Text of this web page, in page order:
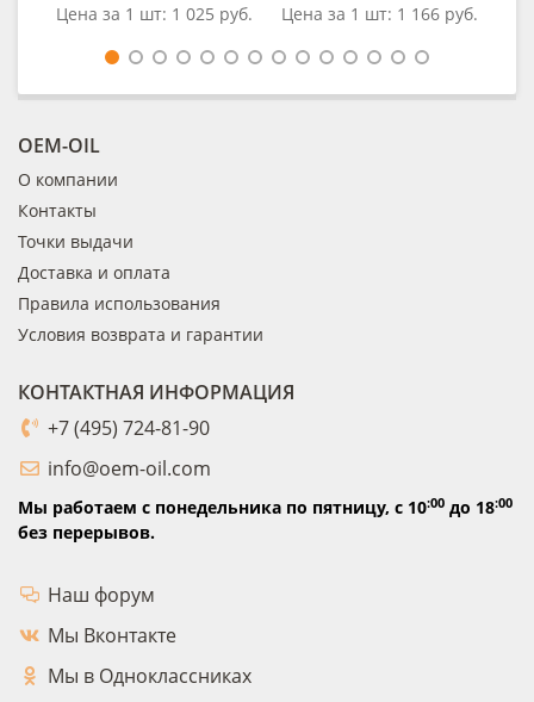
Цена за 1 шт: 1 025 руб.
Цена за 1 шт: 1 166 руб.
OEM-OIL
О компании
Контакты
Точки выдачи
Доставка и оплата
Правила использования
Условия возврата и гарантии
КОНТАКТНАЯ ИНФОРМАЦИЯ
+7 (495) 724-81-90
info@oem-oil.com
Мы работаем с понедельника по пятницу, с 10:00 до 18:00
без перерывов.
Наш форум
Мы Вконтакте
Мы в Одноклассниках